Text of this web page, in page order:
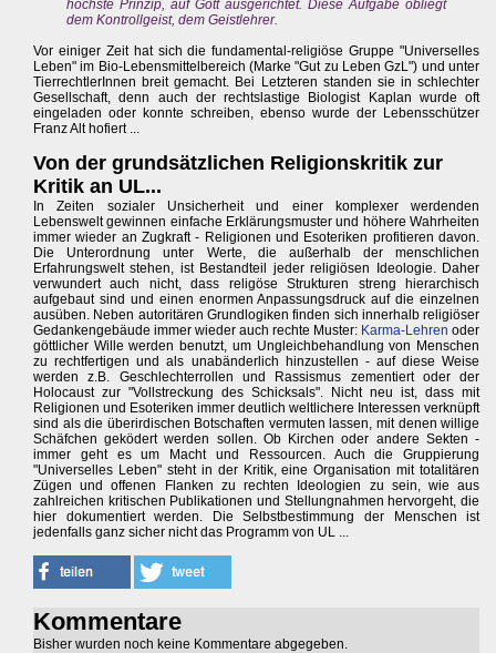
höchste Prinzip, auf Gott ausgerichtet. Diese Aufgabe obliegt
dem Kontrollgeist, dem Geistlehrer.
Vor einiger Zeit hat sich die fundamental-religiöse Gruppe "Universelles
Leben" im Bio-Lebensmittelbereich (Marke "Gut zu Leben GzL") und unter
TierrechtlerInnen breit gemacht. Bei Letzteren standen sie in schlechter
Gesellschaft, denn auch der rechtslastige Biologist Kaplan wurde oft
eingeladen oder konnte schreiben, ebenso wurde der Lebensschützer
Franz Alt hofiert ...
Von der grundsätzlichen Religionskritik zur
Kritik an UL...
In Zeiten sozialer Unsicherheit und einer komplexer werdenden
Lebenswelt gewinnen einfache Erklärungsmuster und höhere Wahrheiten
immer wieder an Zugkraft - Religionen und Esoteriken profitieren davon.
Die Unterordnung unter Werte, die außerhalb der menschlichen
Erfahrungswelt stehen, ist Bestandteil jeder religiösen Ideologie. Daher
verwundert auch nicht, dass religöse Strukturen streng hierarchisch
aufgebaut sind und einen enormen Anpassungsdruck auf die einzelnen
ausüben. Neben autoritären Grundlogiken finden sich innerhalb religiöser
Gedankengebäude immer wieder auch rechte Muster: Karma-Lehren oder
göttlicher Wille werden benutzt, um Ungleichbehandlung von Menschen
zu rechtfertigen und als unabänderlich hinzustellen - auf diese Weise
werden z.B. Geschlechterrollen und Rassismus zementiert oder der
Holocaust zur "Vollstreckung des Schicksals". Nicht neu ist, dass mit
Religionen und Esoteriken immer deutlich weltlichere Interessen verknüpft
sind als die überirdischen Botschaften vermuten lassen, mit denen willige
Schäfchen geködert werden sollen. Ob Kirchen oder andere Sekten -
immer geht es um Macht und Ressourcen. Auch die Gruppierung
"Universelles Leben" steht in der Kritik, eine Organisation mit totalitären
Zügen und offenen Flanken zu rechten Ideologien zu sein, wie aus
zahlreichen kritischen Publikationen und Stellungnahmen hervorgeht, die
hier dokumentiert werden. Die Selbstbestimmung der Menschen ist
jedenfalls ganz sicher nicht das Programm von UL ...
Kommentare
Bisher wurden noch keine Kommentare abgegeben.